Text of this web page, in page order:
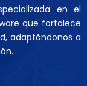
en el
que fortalece
adaptándonos a